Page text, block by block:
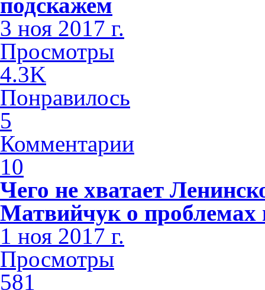
3 ноя 2017 г.
Просмотры
4.3K
Понравилось
5
Комментарии
10
Чего не хватает
Матвийчук о проблемах
1 ноя 2017 г.
Просмотры
581